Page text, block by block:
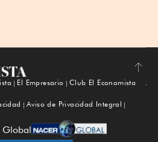
Subir
El Empresario
Club El Economista
Aviso de Privacidad Integral
Global